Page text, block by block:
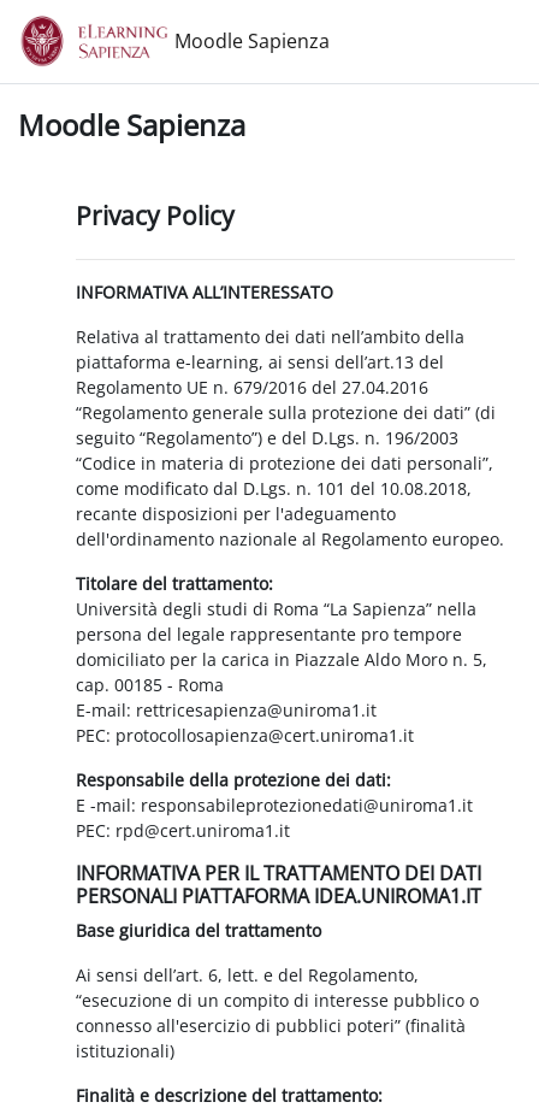
Vai al contenuto principale
Moodle Sapienza
Moodle Sapienza
Privacy Policy
INFORMATIVA ALL’INTERESSATO
Relativa al trattamento dei dati nell’ambito della
piattaforma e-learning, ai sensi dell’art.13 del
Regolamento UE n. 679/2016 del 27.04.2016
“Regolamento generale sulla protezione dei dati” (di
seguito “Regolamento”) e del D.Lgs. n. 196/2003
“Codice in materia di protezione dei dati personali”,
come modificato dal D.Lgs. n. 101 del 10.08.2018,
recante disposizioni per l'adeguamento
dell'ordinamento nazionale al Regolamento europeo.
Titolare del trattamento:
Università degli studi di Roma “La Sapienza” nella
persona del legale rappresentante pro tempore
domiciliato per la carica in Piazzale Aldo Moro n. 5,
cap. 00185 - Roma
E-mail: rettricesapienza@uniroma1.it
PEC: protocollosapienza@cert.uniroma1.it
Responsabile della protezione dei dati:
E -mail: responsabileprotezionedati@uniroma1.it
PEC: rpd@cert.uniroma1.it
INFORMATIVA PER IL TRATTAMENTO DEI DATI
PERSONALI PIATTAFORMA IDEA.UNIROMA1.IT
Base giuridica del trattamento
Ai sensi dell’art. 6, lett. e del Regolamento,
“esecuzione di un compito di interesse pubblico o
connesso all'esercizio di pubblici poteri” (finalità
istituzionali)
Finalità e descrizione del trattamento: